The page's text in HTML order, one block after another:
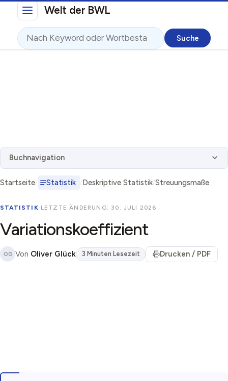
Direkt zum InhaltWelt der BWL
Suche
Buchnavigation
Startseite Statistik Deskriptive Statistik Streuungsmaße
STATISTIK· LETZTE ÄNDERUNG: 30. JULI 2026
Variationskoeffizient
OG Von Oliver Glück 3 Minuten Lesezeit Drucken / PDF